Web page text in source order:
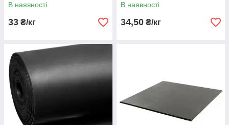
В наявності
33 ₴/кг
В наявності
34,50 ₴/кг